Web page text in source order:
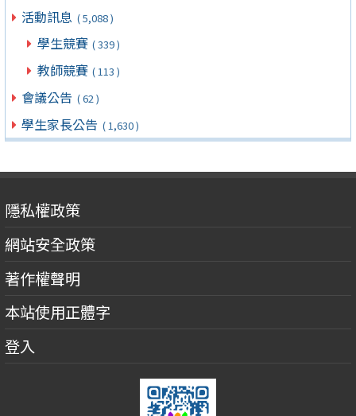
活動訊息 ( 5,088 )
學生競賽 ( 339 )
教師競賽 ( 113 )
會議公告 ( 62 )
學生家長公告 ( 1,630 )
隱私權政策
網站安全政策
著作權聲明
本站使用正體字
登入